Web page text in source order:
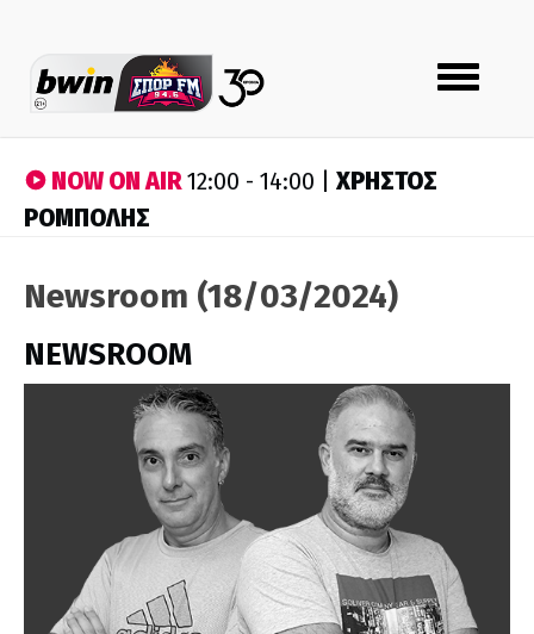
Toggle
navigation
NOW ON AIR12:00 - 14:00 | ΧΡΗΣΤΟΣ
ΡΟΜΠΟΛΗΣ
Newsroom (18/03/2024)
NEWSROOM